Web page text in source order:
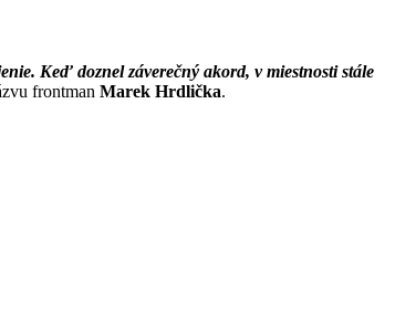
Keď doznel záverečný akord, v miestnosti stále
frontman Marek Hrdlička.